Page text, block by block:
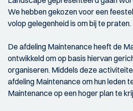
We hebben gekozen voor een
volop gelegenheid is om bij te praten.
De afdeling Maintenance heeft de
ontwikkeld om op basis hiervan
organiseren. Middels deze
afdeling Maintenance om hun leden
Maintenance op een hoger plan te